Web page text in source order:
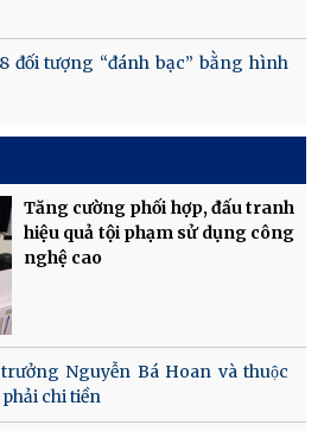
đối tượng “đánh bạc” bằng hình
Tăng cường phối hợp, đấu tranh
hiệu quả tội phạm sử dụng công
nghệ cao
Nguyễn Bá Hoan và thuộc
chi tiền